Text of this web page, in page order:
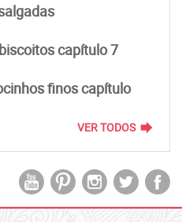
capítulo 7
finos capítulo
VER TODOS forward